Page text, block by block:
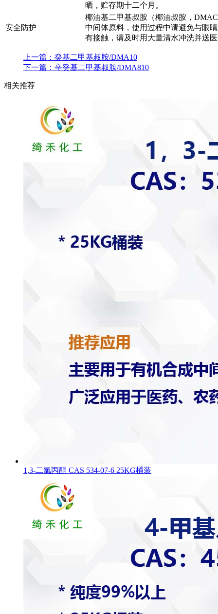
晒，贮存期十二个月。
安全防护
椰油基二甲基叔胺（椰油叔胺，
中间体原料，使用过程中请避免与眼
有接触，请及时用大量清水冲洗并送
上一篇： 癸基二甲基叔胺/DMA10
下一篇： 辛癸基二甲基叔胺/DMA810
相关推荐
1,3-二氯丙酮 CAS 534-07-6 25KG桶装